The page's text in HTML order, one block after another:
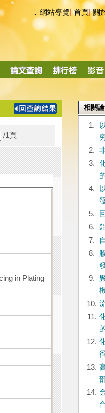
::: 網站導覽|首頁|關
導
/1 頁
in Plating
相關
1.
2.
3.
4.
5.
6.
7.
8.
9.
10.
11.
12.
13.
14.